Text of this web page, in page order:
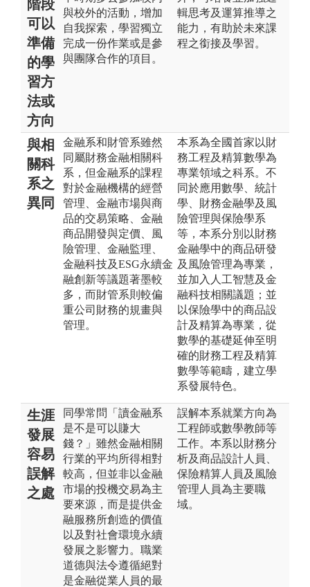
階段
可以
準備
的學
習方
法或
方向
與校外的活動，增加
自我探索，學習獨立
完成一份作業或是參
與團隊合作的項目。
輯思考及運算推導之
能力，有助於未來課
程之銜接及學習。
與相
關科
系之
異同
金融系和財管系雖然
同屬財務金融相關科
系，但金融系的課程
對於金融機構的經營
管理、金融市場與商
品的交易策略、金融
商品開發與定價、風
險管理、金融監理、
金融科技及ESG永續金
融創新等議題著墨較
多，而財管系則較偏
重公司財務的規畫與
管理。
本系為全國首家以財
務工程及精算數學為
專業領域之科系。不
同於應用數學、統計
學、財務金融學及風
險管理與保險學系
等，本系分別以財務
金融學中的商品研發
及風險管理為專業，
並加入人工智慧及金
融科技相關議題；並
以保險學中的商品設
計及精算為專業，從
數學的基礎延伸至明
確的財務工程及精算
數學等範疇，建立學
系發展特色。
生涯
發展
容易
誤解
之處
同學常問「讀金融系
是不是可以賺大
錢？」雖然金融相關
行業的平均所得相對
較高，但並非以金融
市場的投機交易為主
要來源，而是提供金
融服務所創造的價值
以及對社會環境永續
發展之影響力。職業
道德與法令遵循絕對
是金融從業人員的最
誤解本系就業方向為
工程師或數學教師等
工作。本系以財務分
析及商品設計人員、
保險精算人員及風險
管理人員為主要職
域。